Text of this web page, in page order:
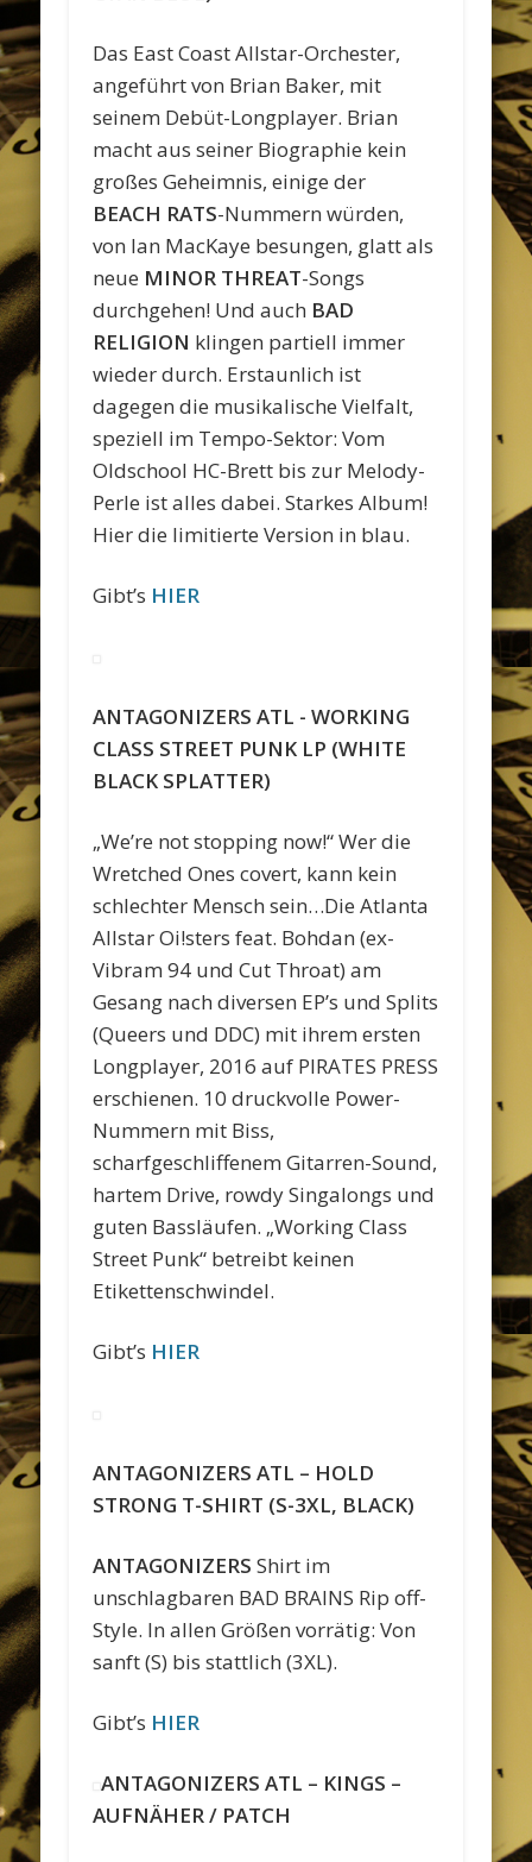
Das East Coast Allstar-Orchester,
angeführt von Brian Baker, mit
seinem Debüt-Longplayer. Brian
macht aus seiner Biographie kein
großes Geheimnis, einige der
BEACH RATS-Nummern würden,
von Ian MacKaye besungen, glatt als
neue MINOR THREAT-Songs
durchgehen! Und auch BAD
RELIGION klingen partiell immer
wieder durch. Erstaunlich ist
dagegen die musikalische Vielfalt,
speziell im Tempo-Sektor: Vom
Oldschool HC-Brett bis zur Melody-
Perle ist alles dabei. Starkes Album!
Hier die limitierte Version in blau.
Gibt’s HIER
ANTAGONIZERS ATL ‎- WORKING
CLASS STREET PUNK LP (WHITE
BLACK SPLATTER)
„We’re not stopping now!“ Wer die
Wretched Ones covert, kann kein
schlechter Mensch sein…Die Atlanta
Allstar Oi!sters feat. Bohdan (ex-
Vibram 94 und Cut Throat) am
Gesang nach diversen EP’s und Splits
(Queers und DDC) mit ihrem ersten
Longplayer, 2016 auf PIRATES PRESS
erschienen. 10 druckvolle Power-
Nummern mit Biss,
scharfgeschliffenem Gitarren-Sound,
hartem Drive, rowdy Singalongs und
guten Bassläufen. „Working Class
Street Punk“ betreibt keinen
Etikettenschwindel.
Gibt’s HIER
ANTAGONIZERS ATL – HOLD
STRONG T-SHIRT (S-3XL, BLACK)
ANTAGONIZERS Shirt im
unschlagbaren BAD BRAINS Rip off-
Style. In allen Größen vorrätig: Von
sanft (S) bis stattlich (3XL).
Gibt’s HIER
ANTAGONIZERS ATL – KINGS –
AUFNÄHER / PATCH